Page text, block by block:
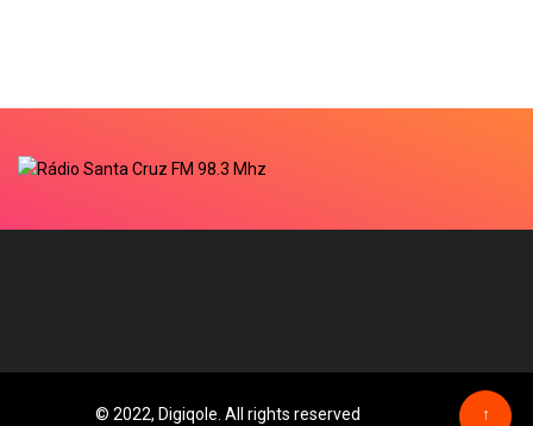
© 2022, Digiqole. All rights reserved ↑